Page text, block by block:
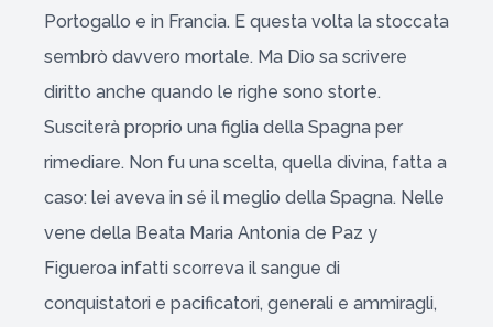
Portogallo e in Francia. E questa volta la stoccata
sembrò davvero mortale. Ma Dio sa scrivere
diritto anche quando le righe sono storte.
Susciterà proprio una figlia della Spagna per
rimediare. Non fu una scelta, quella divina, fatta a
caso: lei aveva in sé il meglio della Spagna. Nelle
vene della Beata Maria Antonia de Paz y
Figueroa infatti scorreva il sangue di
conquistatori e pacificatori, generali e ammiragli,